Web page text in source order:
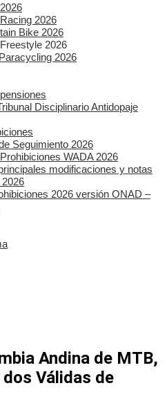
2026
Bike 2026
2026
2026
Disciplinario Antidopaje
Seguimiento 2026
WADA 2026
modificaciones y notas
2026 versión ONAD –
Andina de MTB,
Válidas de